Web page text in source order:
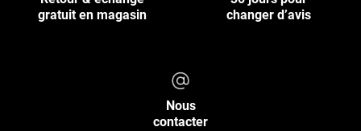
gratuit en magasin
changer d’avis
Nous
contacter